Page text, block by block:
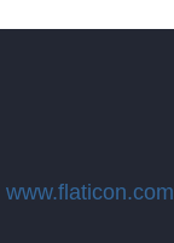
www.flaticon.com